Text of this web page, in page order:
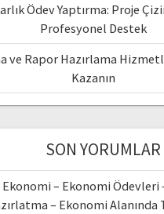
Ödev Yaptırma: Proje
Profesyonel Destek
ve Rapor Hazırlama
Kazanın
SON YORUMLAR
– Ekonomi Ödevleri
– Ekonomi Alanında